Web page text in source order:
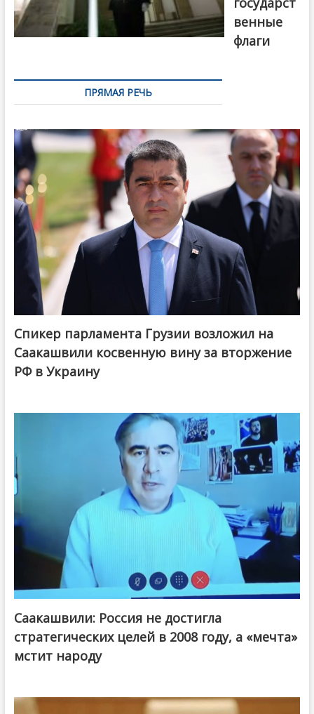
венные
флаги
ПРЯМАЯ РЕЧЬ
Спикер парламента Грузии возложил на
Саакашвили косвенную вину за вторжение
РФ в Украину
Саакашвили: Россия не достигла
стратегических целей в 2008 году, а «мечта»
мстит народу